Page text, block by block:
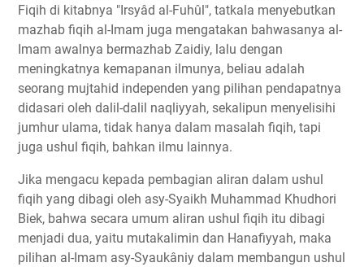
Fiqih di kitabnya "Irsyâd al-Fuhûl", tatkala menyebutkan
mazhab fiqih al-Imam juga mengatakan bahwasanya al-
Imam awalnya bermazhab Zaidiy, lalu dengan
meningkatnya kemapanan ilmunya, beliau adalah
seorang mujtahid independen yang pilihan pendapatnya
didasari oleh dalil-dalil naqliyyah, sekalipun menyelisihi
jumhur ulama, tidak hanya dalam masalah fiqih, tapi
juga ushul fiqih, bahkan ilmu lainnya.
Jika mengacu kepada pembagian aliran dalam ushul
fiqih yang dibagi oleh asy-Syaikh Muhammad Khudhori
Biek, bahwa secara umum aliran ushul fiqih itu dibagi
menjadi dua, yaitu mutakalimin dan Hanafiyyah, maka
pilihan al-Imam asy-Syaukâniy dalam membangun ushul